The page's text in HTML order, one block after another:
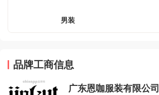
男装
品牌工商信息
广东恩咖服装有限公司